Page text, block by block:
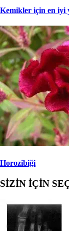
Kemikler için en iyi
Horozibiği
SİZİN İÇİN